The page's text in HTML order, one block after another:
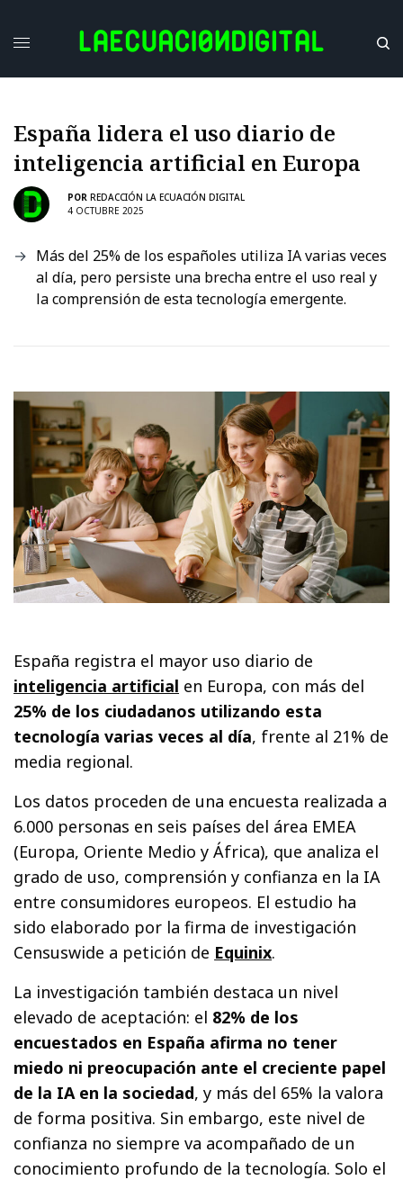
España lidera el uso diario de
inteligencia artificial en Europa
POR REDACCIÓN LA ECUACIÓN DIGITAL
4 OCTUBRE 2025
Más del 25% de los españoles utiliza IA varias veces
al día, pero persiste una brecha entre el uso real y
la comprensión de esta tecnología emergente.
España registra el mayor uso diario de
inteligencia artificial en Europa, con más del
25% de los ciudadanos utilizando esta
tecnología varias veces al día, frente al 21% de
media regional.
Los datos proceden de una encuesta realizada a
6.000 personas en seis países del área EMEA
(Europa, Oriente Medio y África), que analiza el
grado de uso, comprensión y confianza en la IA
entre consumidores europeos. El estudio ha
sido elaborado por la firma de investigación
Censuswide a petición de Equinix.
La investigación también destaca un nivel
elevado de aceptación: el 82% de los
encuestados en España afirma no tener
miedo ni preocupación ante el creciente papel
de la IA en la sociedad, y más del 65% la valora
de forma positiva. Sin embargo, este nivel de
confianza no siempre va acompañado de un
conocimiento profundo de la tecnología. Solo el